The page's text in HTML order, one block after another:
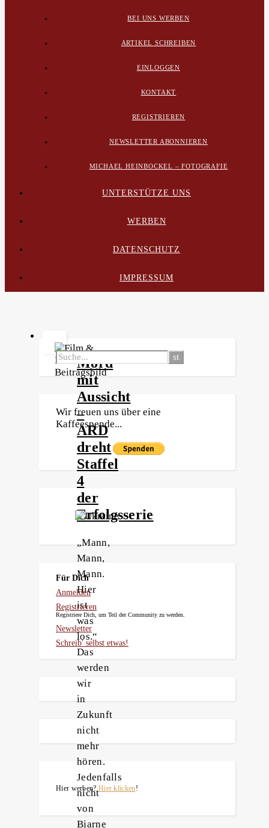
BEI UNS WERBEN
ARTIKEL SCHREIBEN
EINLOGGEN
KONTAKT
REGISTRIEREN
NEWSLETTER ABONNIEREN
MICHAEL HEINBOCKEL – FOTOGRAFIE
UNTERSTÜTZE UNS
WERBEN
DATENSCHUTZ
IMPRESSUM
Mord
mit
Aussicht
–
ARD
dreht
Staffel
4
der
Erfolgsserie
„Mann,
Mann,
Mann.
Hier
ist
was
los.“
Das
werden
wir
in
Zukunft
nicht
mehr
hören.
Jedenfalls
nicht
von
Bjarne
Wir freuen uns über eine
Kaffeespende...
Für Dich
Anmelden
Registrieren
Registriere Dich, um Teil der Community zu werden.
Newsletter
Schreib' selbst etwas!
Hier werben?Hier klicken!